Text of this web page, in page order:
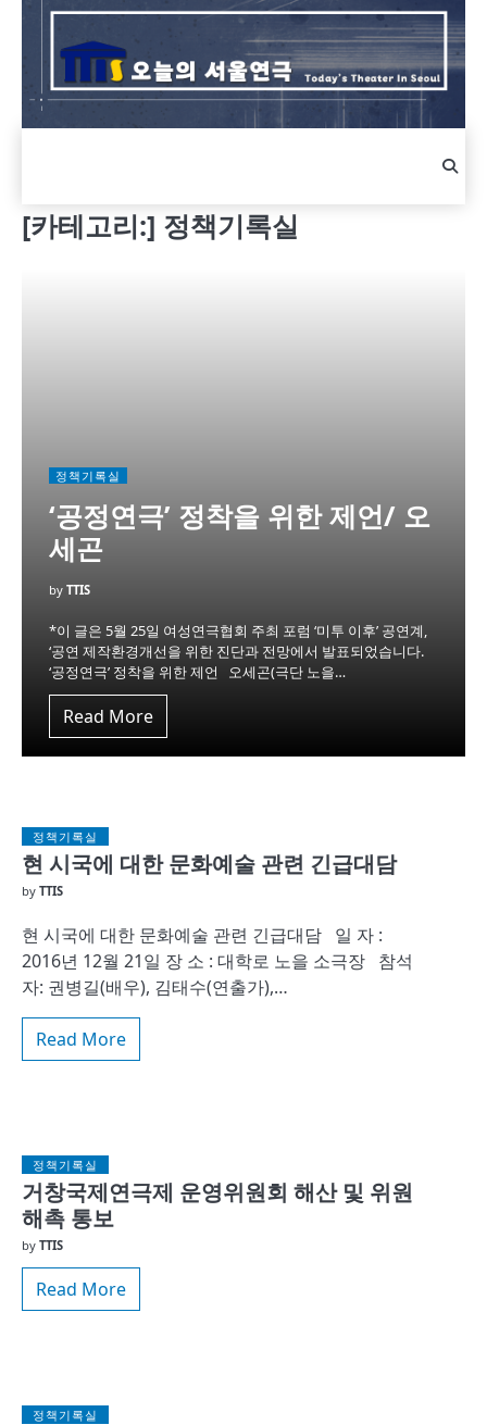
Skip
content
[카테고리:] 정책기록실
정책기록실
‘공정연극’ 정착을 위한 제언/ 오
세곤
by TTIS
*이 글은 5월 25일 여성연극협회 주최 포럼 ‘미투 이후’ 공연계,
‘공연 제작환경개선을 위한 진단과 전망에서 발표되었습니다.
‘공정연극’ 정착을 위한 제언 오세곤(극단 노을…
Read More
정책기록실
현 시국에 대한 문화예술 관련 긴급대담
by TTIS
현 시국에 대한 문화예술 관련 긴급대담 일 자 :
2016년 12월 21일 장 소 : 대학로 노을 소극장 참석
자: 권병길(배우), 김태수(연출가),…
Read More
정책기록실
거창국제연극제 운영위원회 해산 및 위원
해촉 통보
by TTIS
Read More
정책기록실